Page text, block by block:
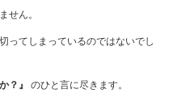
せん。
ってしまっているのではないでし
？』 のひと言に尽きます。